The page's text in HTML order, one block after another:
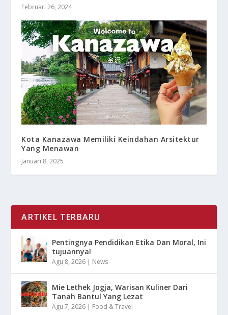
Februari 26, 2024
Kota Kanazawa Memiliki Keindahan Arsitektur
Yang Menawan
Januari 8, 2025
ARTIKEL TERBARU
Pentingnya Pendidikan Etika Dan Moral, Ini
tujuannya!
Agu 8, 2026 | News
Mie Lethek Jogja, Warisan Kuliner Dari
Tanah Bantul Yang Lezat
Agu 7, 2026 | Food & Travel